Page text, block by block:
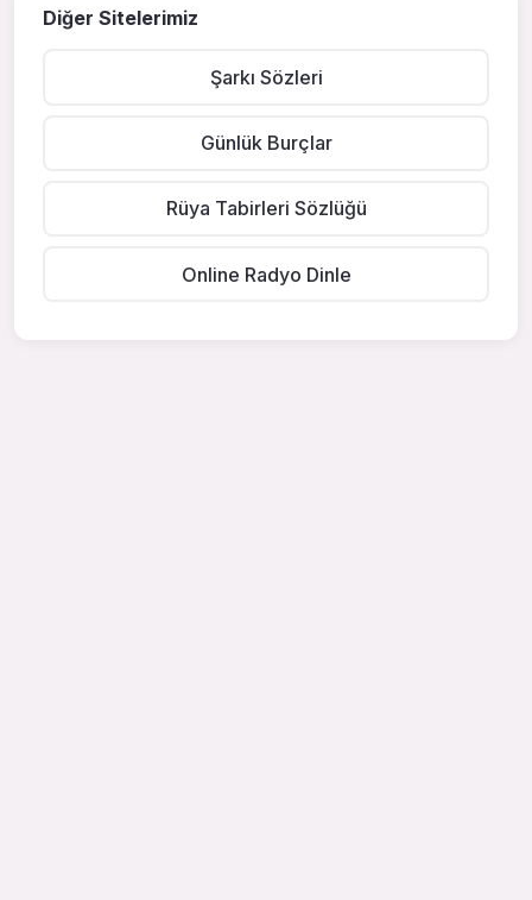
Diğer Sitelerimiz
Şarkı Sözleri
Günlük Burçlar
Rüya Tabirleri Sözlüğü
Online Radyo Dinle